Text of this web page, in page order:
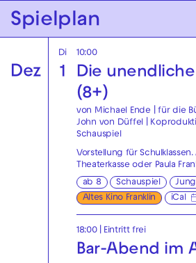
Zur Hauptnavigation springen
Zum Hauptinhalt springen
Spielplan
Dez
Di
1
10:00
Die
(8+)
von Michael Ende | für die
John von Düffel |
Schauspiel
Vorstellung für
Theaterkasseoder Paula
ab 8 Schauspiel
Altes Kino Franklin
iCal
18:00| Eintritt frei
Bar-Abend im